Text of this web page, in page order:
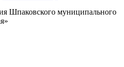
Шпаковского муниципального